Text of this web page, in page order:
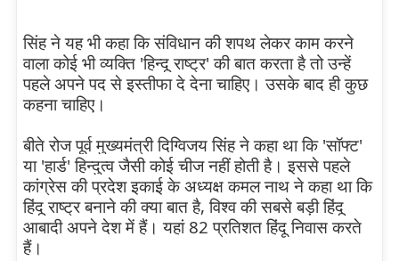
सिंह ने यह भी कहा कि संविधान की शपथ लेकर काम करने
वाला कोई भी व्यक्ति 'हिन्दू राष्ट्र' की बात करता है तो उन्हें
पहले अपने पद से इस्तीफा दे देना चाहिए। उसके बाद ही कुछ
कहना चाहिए।
बीते रोज पूर्व मुख्यमंत्री दिग्विजय सिंह ने कहा था कि 'सॉफ्ट'
या 'हार्ड' हिन्दुत्व जैसी कोई चीज नहीं होती है।इससे पहले
कांग्रेस की प्रदेश इकाई के अध्यक्ष कमल नाथ ने कहा था कि
हिंदू राष्ट्र बनाने की क्या बात है, विश्व की सबसे बड़ी हिंदू
आबादी अपने देश में हैं। यहां 82 प्रतिशत हिंदू निवास करते
हैं।